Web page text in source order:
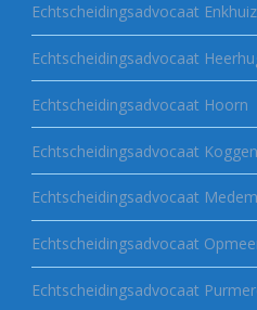
Echtscheidingsadvocaat
Echtscheidingsadvocaat
Echtscheidingsadvocaat Hoorn
Echtscheidingsadvocaat
Echtscheidingsadvocaat
Echtscheidingsadvocaat
Echtscheidingsadvocaat